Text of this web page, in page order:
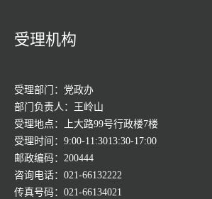
受理机构
受理部门：党政办
部门负责人：王岭山
受理地点：上大路99号行政楼7楼
受理时间：9:00-11:3013:30-17:00
邮政编码：200444
咨询电话：021-66132222
传真号码：021-66134021